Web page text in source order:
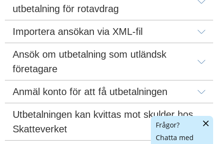
utbetalning för rotavdrag
Importera ansökan via XML-fil
Ansök om utbetalning som utländsk
företagare
Anmäl konto för att få utbetalningen
Utbetalningen kan kvittas mot skulder hos
Skatteverket
Frågor?
Chatta med
Dölj